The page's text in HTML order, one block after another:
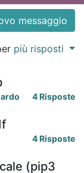
messaggio
più risposti
4 Risposte
4 Risposte
(pip3